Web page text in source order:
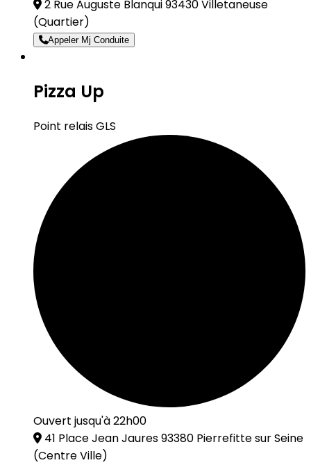
2 Rue Auguste Blanqui 93430 Villetaneuse
(Quartier)
Appeler Mj Conduite
Pizza Up
Point relais GLS
Ouvert jusqu'à 22h00
41 Place Jean Jaures 93380 Pierrefitte sur Seine
(Centre Ville)